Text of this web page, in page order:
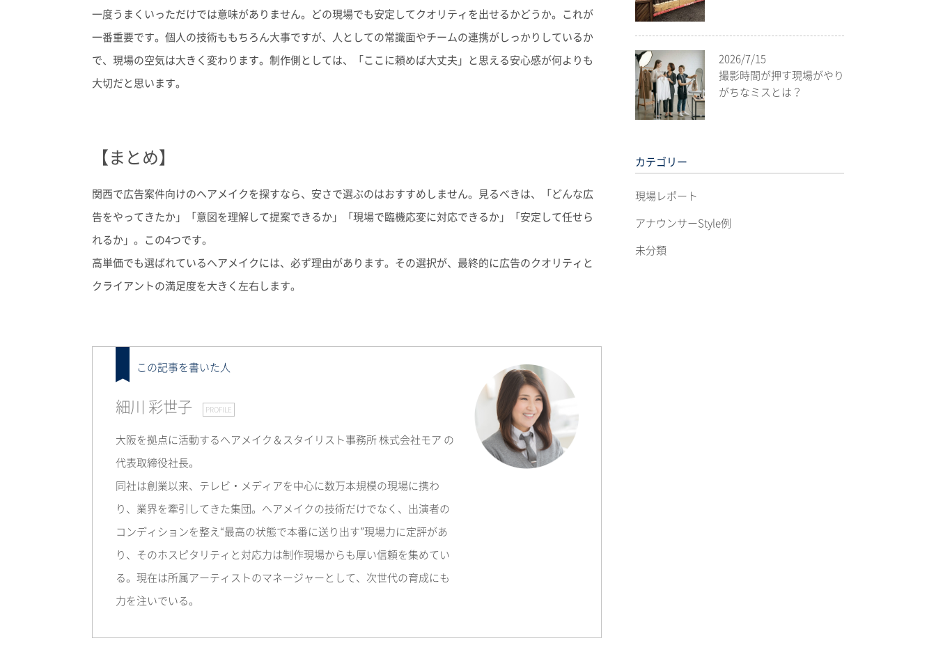
一度うまくいっただけでは意味がありません。どの現場でも安定してクオリティを出せるかどうか。これが
一番重要です。個人の技術ももちろん大事ですが、人としての常識面やチームの連携がしっかりしているか
で、現場の空気は大きく変わります。制作側としては、「ここに頼めば大丈夫」と思える安心感が何よりも
大切だと思います。
【まとめ】
関西で広告案件向けのヘアメイクを探すなら、安さで選ぶのはおすすめしません。見るべきは、「どんな広
告をやってきたか」「意図を理解して提案できるか」「現場で臨機応変に対応できるか」「安定して任せら
れるか」。この4つです。
高単価でも選ばれているヘアメイクには、必ず理由があります。その選択が、最終的に広告のクオリティと
クライアントの満足度を大きく左右します。
この記事を書いた人
細川 彩世子 PROFILE
大阪を拠点に活動するヘアメイク＆スタイリスト事務所 株式会社モア の
代表取締役社長。
同社は創業以来、テレビ・メディアを中心に数万本規模の現場に携わ
り、業界を牽引してきた集団。ヘアメイクの技術だけでなく、出演者の
コンディションを整え“最高の状態で本番に送り出す”現場力に定評があ
り、そのホスピタリティと対応力は制作現場からも厚い信頼を集めてい
る。現在は所属アーティストのマネージャーとして、次世代の育成にも
力を注いでいる。
2026/7/15
撮影時間が押す現場がやり
がちなミスとは？
カテゴリー
現場レポート
アナウンサーStyle例
未分類